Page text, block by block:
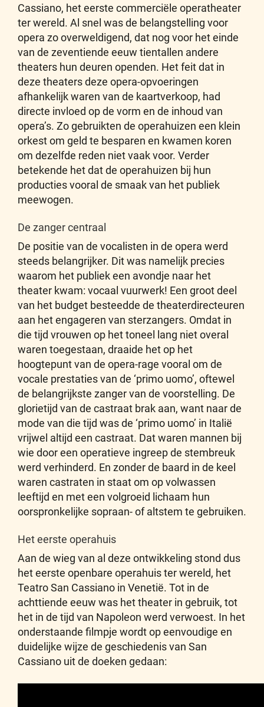
Cassiano, het eerste commerciële operatheater
ter wereld. Al snel was de belangstelling voor
opera zo overweldigend, dat nog voor het einde
van de zeventiende eeuw tientallen andere
theaters hun deuren openden. Het feit dat in
deze theaters deze opera-opvoeringen
afhankelijk waren van de kaartverkoop, had
directe invloed op de vorm en de inhoud van
opera’s. Zo gebruikten de operahuizen een klein
orkest om geld te besparen en kwamen koren
om dezelfde reden niet vaak voor. Verder
betekende het dat de operahuizen bij hun
producties vooral de smaak van het publiek
meewogen.
De zanger centraal
De positie van de vocalisten in de opera werd
steeds belangrijker. Dit was namelijk precies
waarom het publiek een avondje naar het
theater kwam: vocaal vuurwerk! Een groot deel
van het budget besteedde de theaterdirecteuren
aan het engageren van sterzangers. Omdat in
die tijd vrouwen op het toneel lang niet overal
waren toegestaan, draaide het op het
hoogtepunt van de opera-rage vooral om de
vocale prestaties van de ‘primo uomo’, oftewel
de belangrijkste zanger van de voorstelling. De
glorietijd van de castraat brak aan, want naar de
mode van die tijd was de ‘primo uomo’ in Italië
vrijwel altijd een castraat. Dat waren mannen bij
wie door een operatieve ingreep de stembreuk
werd verhinderd. En zonder de baard in de keel
waren castraten in staat om op volwassen
leeftijd en met een volgroeid lichaam hun
oorspronkelijke sopraan- of altstem te gebruiken.
Het eerste operahuis
Aan de wieg van al deze ontwikkeling stond dus
het eerste openbare operahuis ter wereld, het
Teatro San Cassiano in Venetië. Tot in de
achttiende eeuw was het theater in gebruik, tot
het in de tijd van Napoleon werd verwoest. In het
onderstaande filmpje wordt op eenvoudige en
duidelijke wijze de geschiedenis van San
Cassiano uit de doeken gedaan: